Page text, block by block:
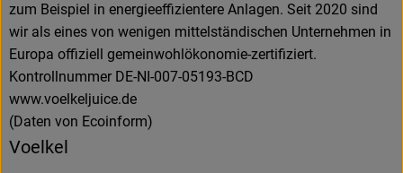
zum Beispiel in energieeffizientere Anlagen. Seit 2020 sind
wir als eines von wenigen mittelständischen Unternehmen in
Europa offiziell gemeinwohlökonomie-zertifiziert.
Kontrollnummer DE-NI-007-05193-BCD
www.voelkeljuice.de
(Daten von Ecoinform)
Voelkel